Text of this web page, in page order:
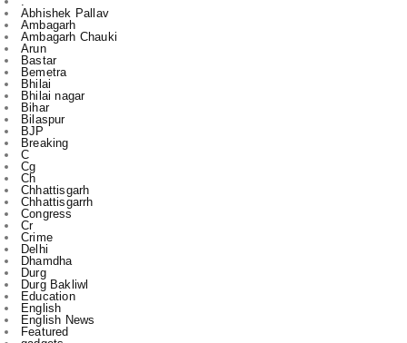
Bastar
Bemetra
Bhilai
Bhilai nagar
Bihar
Bilaspur
BJP
Breaking
C
Cg
Ch
Chhattisgarh
Chhattisgarrh
Congress
Cr
Crime
Delhi
Dhamdha
Durg
Durg Bakliwl
Education
English
English News
Featured
gadgets
gajendra yadav
HTC
Inda
Indai